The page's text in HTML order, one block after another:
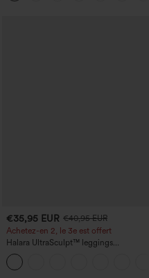
€35,95 EUR €40,95 EUR
Achetez-en 2, le 3e est offert
Halara UltraSculpt™ leggings
d'entraînement taille haute — fronces
liftantes pour le fessier, maintien gainant
du ventre et poche